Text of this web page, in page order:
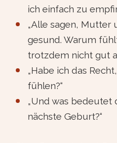
ich einfach zu
„Alle sagen, Mutter
gesund. Warum
trotzdem nicht gut
„Habe ich das
fühlen?“
„Und was bedeutet
nächste Geburt?“